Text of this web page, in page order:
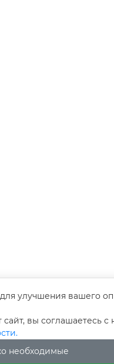
улучшения вашего
вы соглашаетесь
необходимые